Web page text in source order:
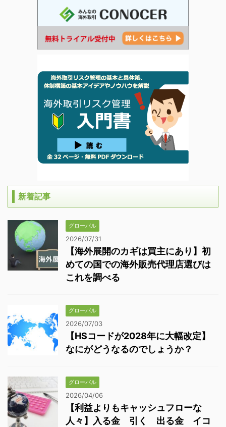
新着記事
グローバル
2026/07/31
【海外展開のカギは買主にあり】初
めての国での海外販売代理店選びは
これを調べる
グローバル
2026/07/03
【HSコードが2028年に大幅改定】
なにがどうなるのでしょうか？
グローバル
2026/04/06
【利益よりもキャッシュフローな
人々】入る金 引く 出る金 イコ